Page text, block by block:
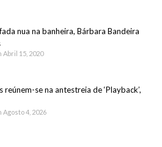
nua na banheira, Bárbara Bandeira
Abril 15, 2020
reúnem-se na antestreia de ‘Playback’,
Agosto 4, 2026